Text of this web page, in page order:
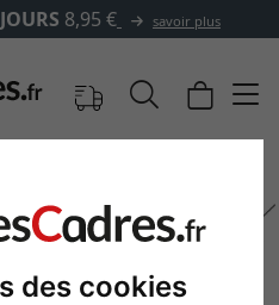
des cookies
8,95 € savoir plus